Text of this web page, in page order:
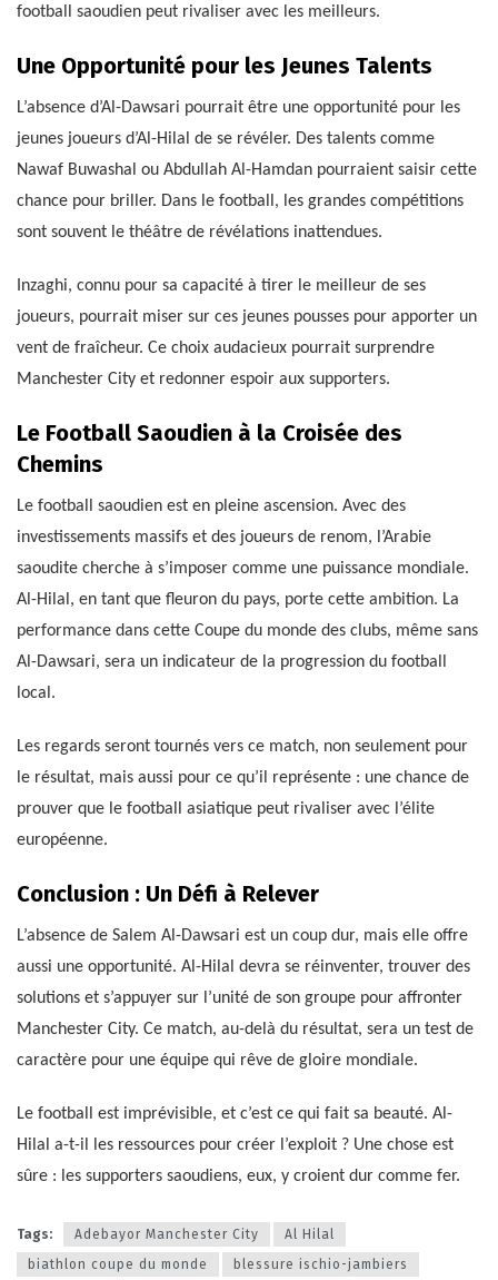
football saoudien peut rivaliser avec les meilleurs.
Une Opportunité pour les Jeunes Talents
L’absence d’Al-Dawsari pourrait être une opportunité pour les
jeunes joueurs d’Al-Hilal de se révéler. Des talents comme
Nawaf Buwashal ou Abdullah Al-Hamdan pourraient saisir cette
chance pour briller. Dans le football, les grandes compétitions
sont souvent le théâtre de révélations inattendues.
Inzaghi, connu pour sa capacité à tirer le meilleur de ses
joueurs, pourrait miser sur ces jeunes pousses pour apporter un
vent de fraîcheur. Ce choix audacieux pourrait surprendre
Manchester City et redonner espoir aux supporters.
Le Football Saoudien à la Croisée des
Chemins
Le football saoudien est en pleine ascension. Avec des
investissements massifs et des joueurs de renom, l’Arabie
saoudite cherche à s’imposer comme une puissance mondiale.
Al-Hilal, en tant que fleuron du pays, porte cette ambition. La
performance dans cette Coupe du monde des clubs, même sans
Al-Dawsari, sera un indicateur de la progression du football
local.
Les regards seront tournés vers ce match, non seulement pour
le résultat, mais aussi pour ce qu’il représente : une chance de
prouver que le football asiatique peut rivaliser avec l’élite
européenne.
Conclusion : Un Défi à Relever
L’absence de Salem Al-Dawsari est un coup dur, mais elle offre
aussi une opportunité. Al-Hilal devra se réinventer, trouver des
solutions et s’appuyer sur l’unité de son groupe pour affronter
Manchester City. Ce match, au-delà du résultat, sera un test de
caractère pour une équipe qui rêve de gloire mondiale.
Le football est imprévisible, et c’est ce qui fait sa beauté. Al-
Hilal a-t-il les ressources pour créer l’exploit ? Une chose est
sûre : les supporters saoudiens, eux, y croient dur comme fer.
Tags: Adebayor Manchester City
Al Hilal
biathlon coupe du monde
blessure ischio-jambiers